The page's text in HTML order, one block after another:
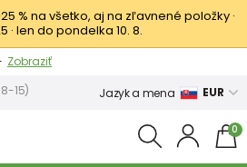
% na všetko, aj na zľavnené položky ·
· len do pondelka 10. 8.
Zobraziť
- Podmienky
8-15) Jazyk a mena EUR
0